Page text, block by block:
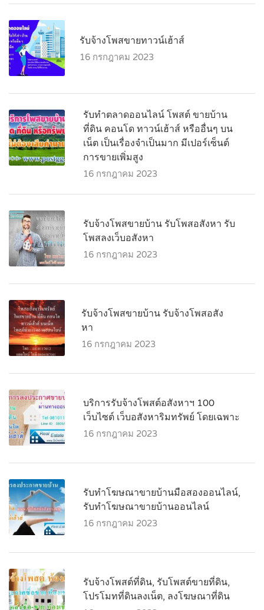
รับจ้างโพสขายทาวน์เฮ้าส์
16 กรกฎาคม 2023
รับทำตลาดออนไลน์ โพสต์ ขายบ้าน
ที่ดิน คอนโด ทาวน์เฮ้าส์ หรืออื่นๆ บน
เน็ต เป็นเรื่องจำเป็นมาก มีเปอร์เซ็นต์
การขายเพิ่มสูง
16 กรกฎาคม 2023
รับจ้างโพสขายบ้าน รับโพสอสังหา รับ
โพสลงเว็บอสังหา
16 กรกฎาคม 2023
รับจ้างโพสขายบ้าน รับจ้างโพสอสัง
หา
16 กรกฎาคม 2023
บริการรับจ้างโพสต์อสังหาฯ 100
เว็บไซต์ เว็บอสังหาริมทรัพย์ โดยเฉพาะ
16 กรกฎาคม 2023
รับทำโฆษณาขายบ้านมือสองออนไลน์,
รับทำโฆษณาขายบ้านออนไลน์
16 กรกฎาคม 2023
รับจ้างโพสต์ที่ดิน, รับโพสต์ขายที่ดิน,
โปรโมทที่ดินลงเน็ต, ลงโฆษณาที่ดิน